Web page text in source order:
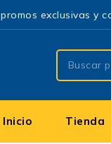
promos exclusivas y
Inicio Tienda